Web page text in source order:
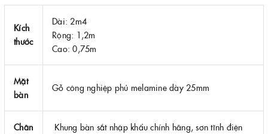
Kích
thước
Dài: 2m4
Rộng: 1,2m
Cao: 0,75m
Mặt
bàn
Gỗ công nghiệp phủ melamine dày 25mm
Chân
Khung bàn sắt nhập khẩu chính hãng, sơn tĩnh điện